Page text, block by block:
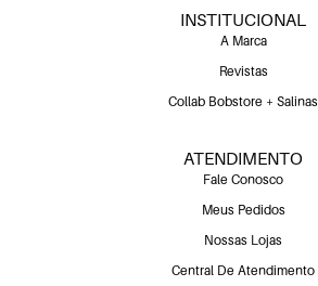
INSTITUCIONAL
A Marca
Revistas
Collab Bobstore + Salinas
ATENDIMENTO
Fale Conosco
Meus Pedidos
Nossas Lojas
Central De Atendimento